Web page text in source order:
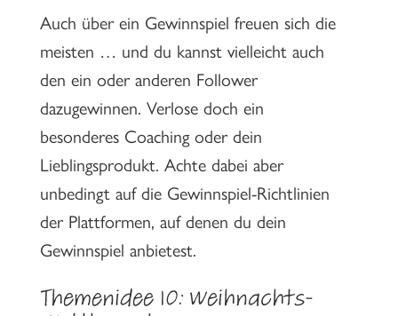
Auch über ein Gewinnspiel freuen sich die
meisten … und du kannst vielleicht auch
den ein oder anderen Follower
dazugewinnen. Verlose doch ein
besonderes Coaching oder dein
Lieblingsprodukt. Achte dabei aber
unbedingt auf die Gewinnspiel-Richtlinien
der Plattformen, auf denen du dein
Gewinnspiel anbietest.
Themenidee 10: Weihnachts-